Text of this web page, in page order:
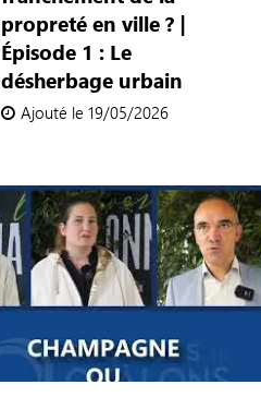
propreté en ville ? |
Épisode 1 : Le
désherbage urbain
Ajouté le 19/05/2026